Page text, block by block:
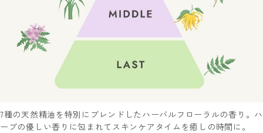
7種の天然精油を特別にブレンドしたハーバルフローラルの香り。ハ
ーブの優しい香りに包まれてスキンケアタイムを癒しの時間に。